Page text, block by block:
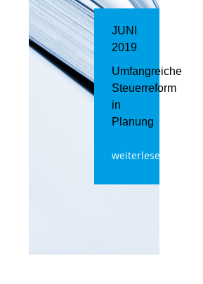
JUNI
2019
Umfangreiche
Steuerreform
in
Planung
weiterlesen